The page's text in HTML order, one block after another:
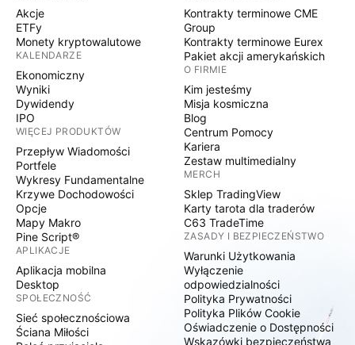
Akcje
ETFy
Monety kryptowalutowe
KALENDARZE
Ekonomiczny
Wyniki
Dywidendy
IPO
WIĘCEJ PRODUKTÓW
Przepływ Wiadomości
Portfele
Wykresy Fundamentalne
Krzywe Dochodowości
Opcje
Mapy Makro
Pine Script®
APLIKACJE
Aplikacja mobilna
Desktop
SPOŁECZNOŚĆ
Sieć społecznościowa
Ściana Miłości
Kontrakty terminowe CME
Group
Kontrakty terminowe Eurex
Pakiet akcji amerykańskich
O FIRMIE
Kim jesteśmy
Misja kosmiczna
Blog
Centrum Pomocy
Kariera
Zestaw multimedialny
MERCH
Sklep TradingView
Karty tarota dla traderów
C63 TradeTime
ZASADY I BEZPIECZEŃSTWO
Warunki Użytkowania
Wyłączenie
odpowiedzialności
Polityka Prywatności
Polityka Plików Cookie
Oświadczenie o Dostępności
Wskazówki bezpieczeństwa